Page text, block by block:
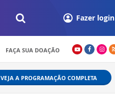
Fazer login
FAÇA SUA DOAÇÃO
VEJA A PROGRAMAÇÃO COMPLETA